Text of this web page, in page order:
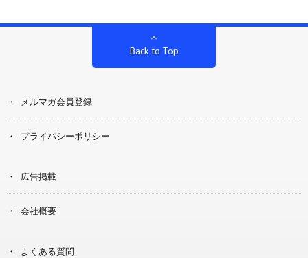
Back to Top
メルマガ会員登録
プライバシーポリシー
広告掲載
会社概要
よくある質問